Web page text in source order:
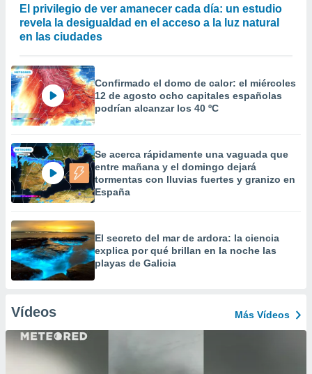
El privilegio de ver amanecer cada día: un estudio
revela la desigualdad en el acceso a la luz natural
en las ciudades
Confirmado el domo de calor: el miércoles
12 de agosto ocho capitales españolas
podrían alcanzar los 40 ºC
Se acerca rápidamente una vaguada que
entre mañana y el domingo dejará
tormentas con lluvias fuertes y granizo en
España
El secreto del mar de ardora: la ciencia
explica por qué brillan en la noche las
playas de Galicia
Vídeos Más Vídeos